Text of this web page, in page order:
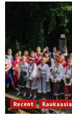
Recent Kaukaasia